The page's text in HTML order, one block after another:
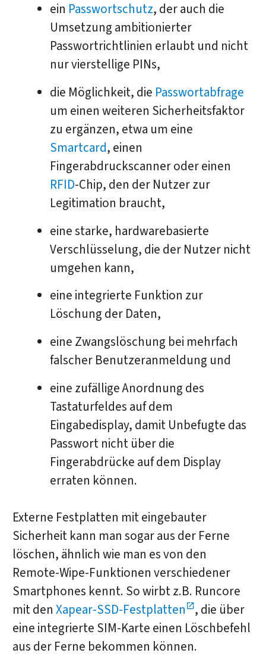
ein Passwortschutz, der auch die
Umsetzung ambitionierter
Passwortrichtlinien erlaubt und nicht
nur vierstellige PINs,
die Möglichkeit, die Passwortabfrage
um einen weiteren Sicherheitsfaktor
zu ergänzen, etwa um eine
Smartcard, einen
Fingerabdruckscanner oder einen
RFID-Chip, den der Nutzer zur
Legitimation braucht,
eine starke, hardwarebasierte
Verschlüsselung, die der Nutzer nicht
umgehen kann,
eine integrierte Funktion zur
Löschung der Daten,
eine Zwangslöschung bei mehrfach
falscher Benutzeranmeldung und
eine zufällige Anordnung des
Tastaturfeldes auf dem
Eingabedisplay, damit Unbefugte das
Passwort nicht über die
Fingerabdrücke auf dem Display
erraten können.
Externe Festplatten mit eingebauter
Sicherheit kann man sogar aus der Ferne
löschen, ähnlich wie man es von den
Remote-Wipe-Funktionen verschiedener
Smartphones kennt. So wirbt z.B. Runcore
mit den Xapear-SSD-Festplatten
, die über
eine integrierte SIM-Karte einen Löschbefehl
aus der Ferne bekommen können.